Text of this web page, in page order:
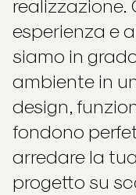
realizzazione.
esperienza e
siamo in
ambiente in
design,
fondono
arredare la
progetto su